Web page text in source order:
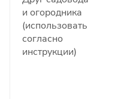
и огородника
(использовать
согласно
инструкции)